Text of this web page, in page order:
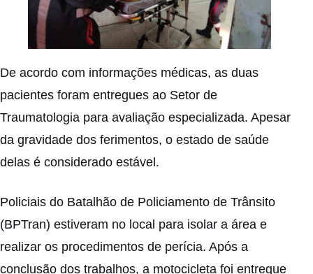
De acordo com informações médicas, as duas
pacientes foram entregues ao Setor de
Traumatologia para avaliação especializada. Apesar
da gravidade dos ferimentos, o estado de saúde
delas é considerado estável.
Policiais do Batalhão de Policiamento de Trânsito
(BPTran) estiveram no local para isolar a área e
realizar os procedimentos de perícia. Após a
conclusão dos trabalhos, a motocicleta foi entregue